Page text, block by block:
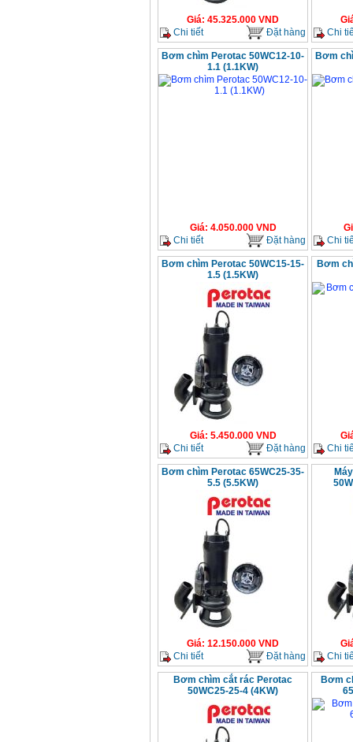
Giá: 45.325.000 VND
Chi tiết
Đặt hàng
Chi
Bơm chìm Perotac 50WC12-10-
1.1 (1.1KW)
Giá: 4.050.000VND
Chi tiết
Đặt hàng
Bơm
Chi
Bơm chìm Perotac 50WC15-15-
1.5 (1.5KW)
Giá: 5.450.000VND
Chi tiết
Đặt hàng
Bơm
Chi
Bơm chìm Perotac 65WC25-35-
5.5 (5.5KW)
Giá: 12.150.000 VND
Chi tiết
Đặt hàng
Chi
Bơm chìm cắt rác Perotac
50WC25-25-4 (4KW)
Bơm